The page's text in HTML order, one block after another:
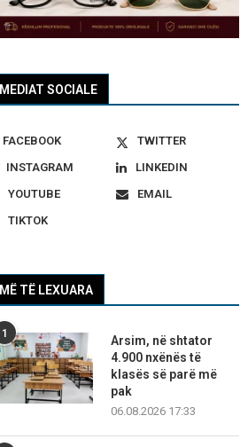
MEDIAT SOCIALE
FACEBOOK
TWITTER
INSTAGRAM
LINKEDIN
YOUTUBE
EMAIL
TIKTOK
MË TË LEXUARA
1
Arsim, në shtator
4.900 nxënës të
klasës së parë më
pak
06.08.2026 17:33